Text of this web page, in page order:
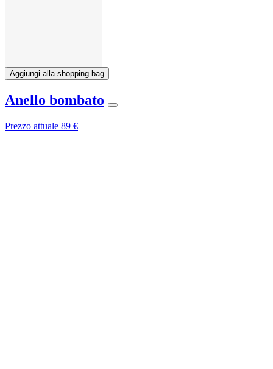
Aggiungi alla shopping bag
Anello bombato
Prezzo attuale 89 €